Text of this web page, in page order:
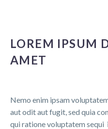
LOREM IPSUM
AMET
Nemo enim ipsam
aut odit aut fugit, sed quia
qui ratione voluptatem